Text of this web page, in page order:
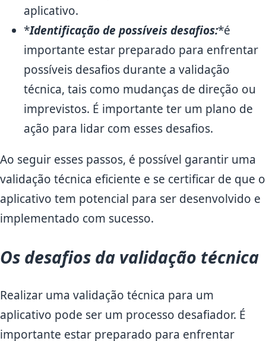
aplicativo.
*Identificação de possíveis desafios:*é
importante estar preparado para enfrentar
possíveis desafios durante a validação
técnica, tais como mudanças de direção ou
imprevistos. É importante ter um plano de
ação para lidar com esses desafios.
Ao seguir esses passos, é possível garantir uma
validação técnica eficiente e se certificar de que o
aplicativo tem potencial para ser desenvolvido e
implementado com sucesso.
Os desafios da validação técnica
Realizar uma validação técnica para um
aplicativo pode ser um processo desafiador. É
importante estar preparado para enfrentar